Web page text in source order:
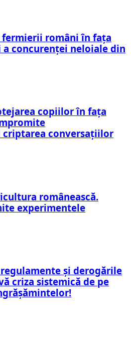
fermierii români în fața
concurenței neloiale din
copiilor în fața
conversațiilor
românească.
experimentele
și derogările
criza sistemică de pe